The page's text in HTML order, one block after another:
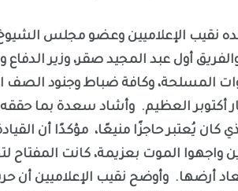
نقيب الإعلاميين وعضو مجلس
أول عبد المجيد صقر، وزير الدفاع
المسلحة، وكافة ضباط وجنود الصف
الذكرى الـ51 لانتصار أكتوبر العظيم. وأشاد
كان يُعتبر حاجزًا منيعًا، مؤكدًا أن
واجهوا الموت بعزيمة، كانت المفتاح
أرضها. وأوضح نقيب الإعلاميين أن